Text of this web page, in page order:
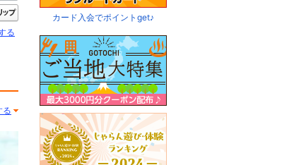
い
る
る
カード入会でポイントget♪